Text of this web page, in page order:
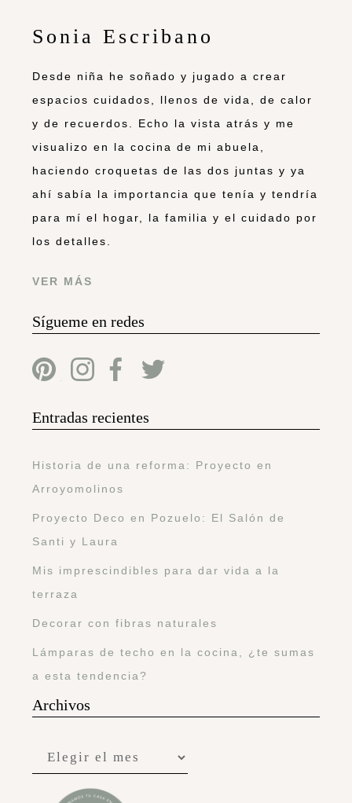
Sonia Escribano
Desde niña he soñado y jugado a crear
espacios cuidados, llenos de vida, de calor
y de recuerdos. Echo la vista atrás y me
visualizo en la cocina de mi abuela,
haciendo croquetas de las dos juntas y ya
ahí sabía la importancia que tenía y tendría
para mí el hogar, la familia y el cuidado por
los detalles.
VER MÁS
Sígueme en redes
Entradas recientes
Historia de una reforma: Proyecto en
Arroyomolinos
Proyecto Deco en Pozuelo: El Salón de
Santi y Laura
Mis imprescindibles para dar vida a la
terraza
Decorar con fibras naturales
Lámparas de techo en la cocina, ¿te sumas
a esta tendencia?
Archivos